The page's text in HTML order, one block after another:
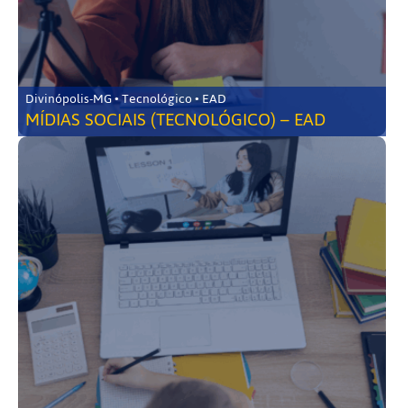
Divinópolis-MG • Tecnológico • EAD
MÍDIAS SOCIAIS (TECNOLÓGICO) – EAD